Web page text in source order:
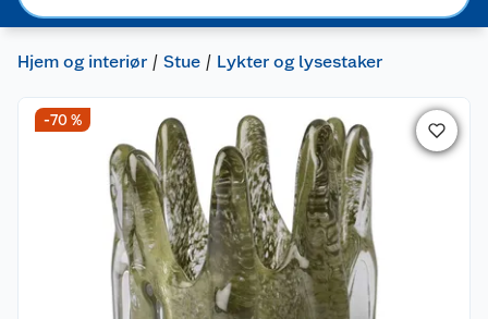
Hjem og interiør Stue Lykter og lysestaker
-70 %